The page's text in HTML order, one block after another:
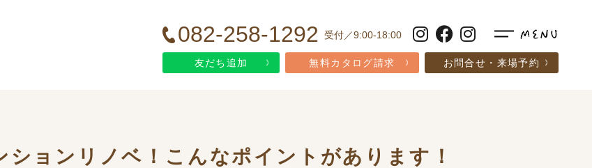
082-258-1292 受付／9:00-18:00
友だち追加 無料カタログ請求 お問合せ・来場予約
ションリノベ！こんなポイントがあります！